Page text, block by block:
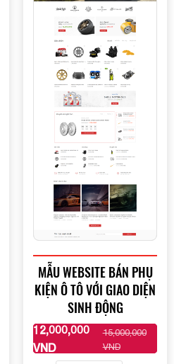
MẪU WEBSITE BÁN PHỤ
KIỆN Ô TÔ VỚI GIAO DIỆN
SINH ĐỘNG
12,000,000
VND
15,000,000
VND
XEM THÊM